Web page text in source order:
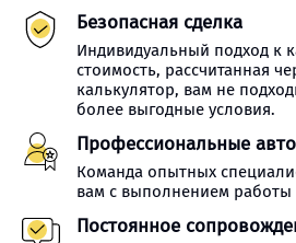
Безопасная сделка
Индивидуальный подход к
стоимость, рассчитанная
калькулятор, вам не
более выгодные условия.
Профессиональные
Команда опытных
вам с выполнением
Постоянное